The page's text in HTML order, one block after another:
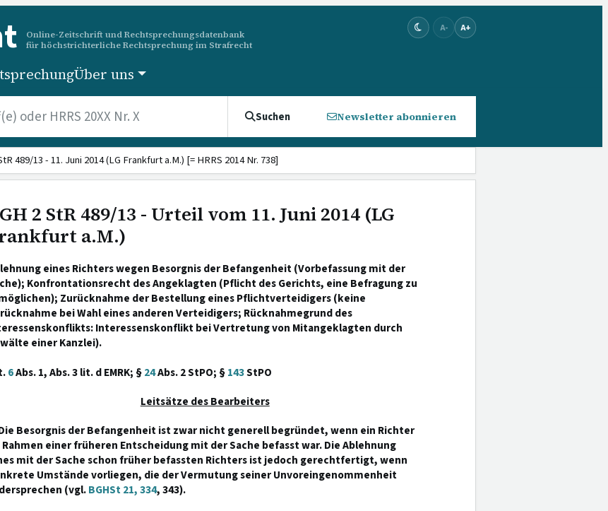
Online-Zeitschrift und Rechtsprechungsdatenbank
für höchstrichterliche Rechtsprechung im Strafrecht
A- A+
Über uns
Suchen Newsletter abonnieren
489/13 - 11. Juni 2014 (LG Frankfurt a.M.) [= HRRS 2014 Nr. 738]
2 StR 489/13 - Urteil vom 11. Juni 2014 (LG
a.M.)
eines Richters wegen Besorgnis der Befangenheit (Vorbefassung mit der
Konfrontationsrecht des Angeklagten (Pflicht des Gerichts, eine Befragung zu
Zurücknahme der Bestellung eines Pflichtverteidigers (keine
bei Wahl eines anderen Verteidigers; Rücknahmegrund des
Interessenskonflikt bei Vertretung von Mitangeklagten durch
einer Kanzlei).
6Abs. 1, Abs. 3 lit. d EMRK; §24Abs. 2 StPO; §143StPO
Leitsätze des Bearbeiters
Besorgnis der Befangenheit ist zwar nicht generell begründet, wenn ein Richter
einer früheren Entscheidung mit der Sache befasst war. Die Ablehnung
mit der Sache schon früher befassten Richters ist jedoch gerechtfertigt, wenn
Umstände vorliegen, die der Vermutung seiner Unvoreingenommenheit
(vgl.BGHSt 21, 334, 343).